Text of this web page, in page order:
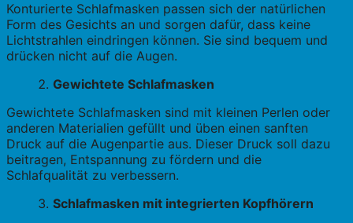
Konturierte Schlafmasken passen sich der natürlichen
Form des Gesichts an und sorgen dafür, dass keine
Lichtstrahlen eindringen können. Sie sind bequem und
drücken nicht auf die Augen.
Gewichtete Schlafmasken
Gewichtete Schlafmasken sind mit kleinen Perlen oder
anderen Materialien gefüllt und üben einen sanften
Druck auf die Augenpartie aus. Dieser Druck soll dazu
beitragen, Entspannung zu fördern und die
Schlafqualität zu verbessern.
Schlafmasken mit integrierten Kopfhörern